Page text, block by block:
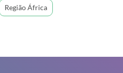
Região África